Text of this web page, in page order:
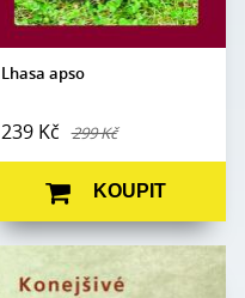
Lhasa apso
239 Kč 299 Kč
KOUPIT